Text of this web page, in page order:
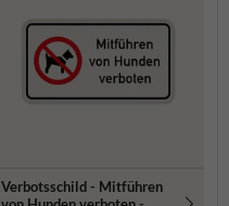
Verbotsschild - Mitführen